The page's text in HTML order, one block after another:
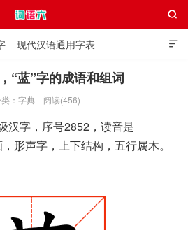

现代汉语通用字表
独体字大全 极简英语词典

“蓝”字的成语和组词
： 字典 阅读(456)
汉字，序号2852，读音是
形声字，上下结构，五行属木。